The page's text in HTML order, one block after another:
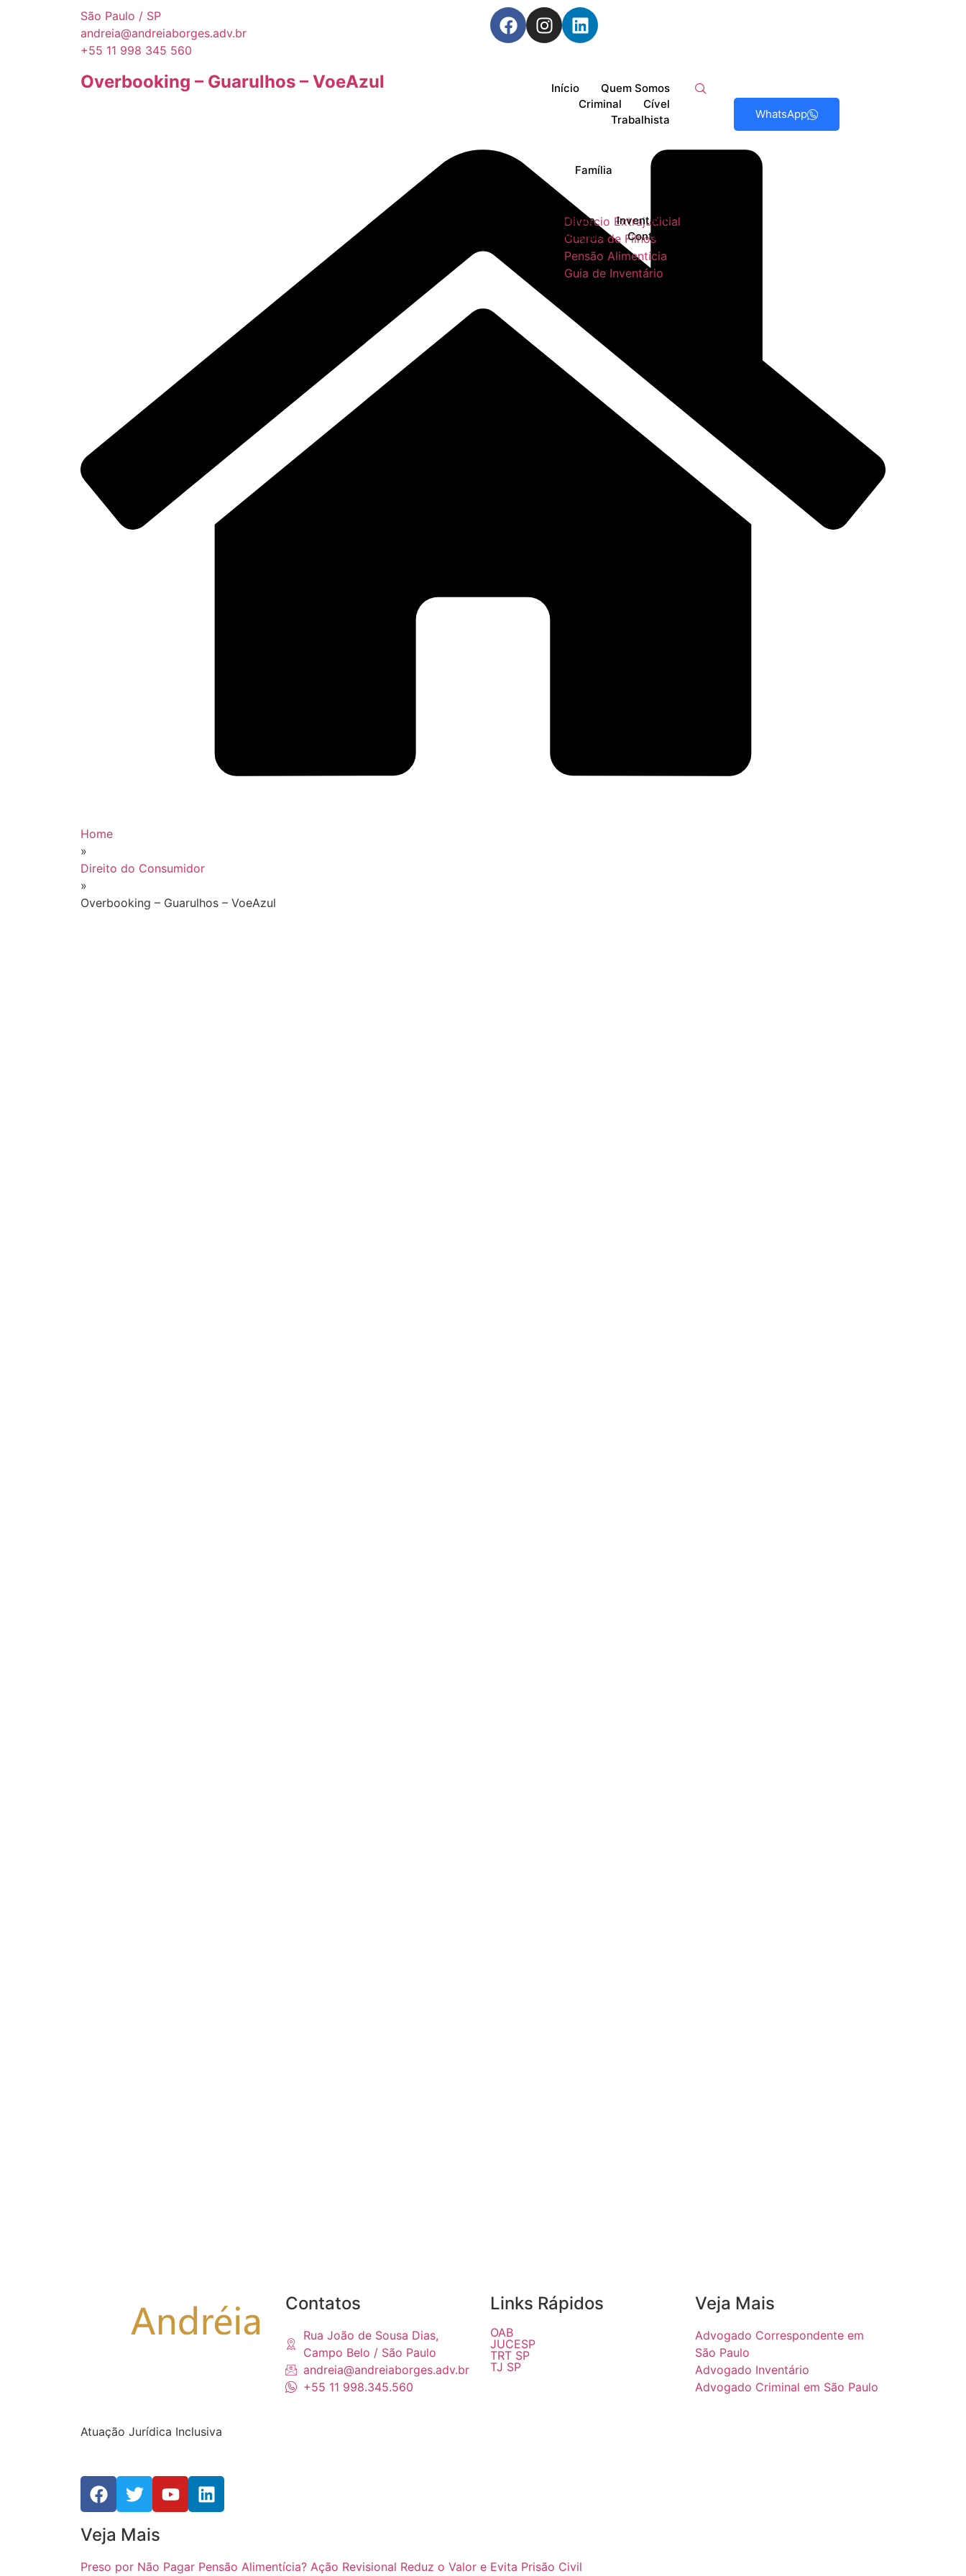
São Paulo / SP
andreia@andreiaborges.adv.br
+55 11 998 345 560
Início
Quem Somos
Criminal
Cível
Trabalhista
Família
Divórcio Extrajudicial
Guarda de Filhos
Pensão Alimentícia
Guia de Inventário
Correspondente
Inventário
Publicações
Contato
WhatsApp
Overbooking – Guarulhos – VoeAzul
Home
»
Direito do Consumidor
»
Overbooking – Guarulhos – VoeAzul
Atuação Jurídica Inclusiva
Contatos
Rua João de Sousa Dias,
Campo Belo / São Paulo
andreia@andreiaborges.adv.br
+55 11 998.345.560
Links Rápidos
OAB
JUCESP
TRT SP
TJ SP
Veja Mais
Advogado Correspondente em
São Paulo
Advogado Inventário
Advogado Criminal em São Paulo
Veja Mais
Preso por Não Pagar Pensão Alimentícia? Ação Revisional Reduz o Valor e Evita Prisão Civil